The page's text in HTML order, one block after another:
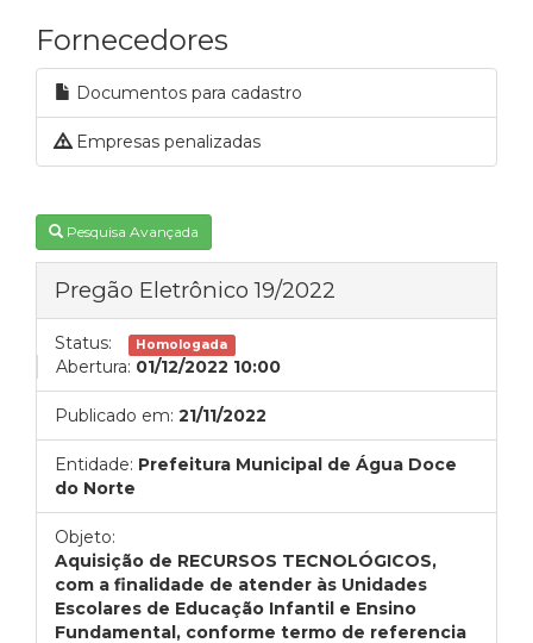
Fornecedores
Documentos para cadastro
Empresas penalizadas
Pesquisa Avançada
Pregão Eletrônico 19/2022
Status: Homologada
Abertura: 01/12/2022 10:00
Publicado em: 21/11/2022
Entidade: Prefeitura Municipal de Água Doce
do Norte
Objeto:
Aquisição de RECURSOS TECNOLÓGICOS,
com a finalidade de atender às Unidades
Escolares de Educação Infantil e Ensino
Fundamental, conforme termo de referencia